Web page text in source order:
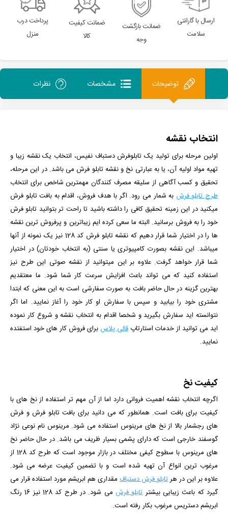
ارسال با گارانتی
سلامت
ضمانت بازگشت
وجه
ضمانت کیفیت
کالا
پرداخت درب
منزل
توضیحات مشخصات نظرات
انتخاب نقشه
اولین مرحله برای تولید یک تابلوفرش دستباف نفیس، انتخاب یک نقشه زیبا و
تهیه مواد اولیه آن، یا به عبارتی نخ و نقشه تابلو فرش می باشد. در این مرحله،
تحقیق و کسب آگاهی از سلیقه مصرف کنندگان مهمترین شاخص برای انتخاب
طرح تابلو فرش به شمار می رود. اگر با هدف فروش، اقدام به بافت تابلو فرش
میکنید در این زمینه تحقیق کافی را داشته باشید تا راحت تر بتوانید تابلو فرش
خود را به فروش برسانید. البته ما سعی کرده ایم زیباترین و پرفروش ترین نقشه
ها را در اختیار شما قرار دهیم که نقشه تابلو فرش کد 128 نیز یک نمونه از آنها
میباشد. این نقشه بصورت کامپیوتری یا سنتی (به انتخاب خودتان) در اختیار
شما قرار خواهد گرفت. علاوه بر این میتوانید از نقشه صوتی این طرح نیز
استفاده کنید که می تواند باعث افزایش سرعت کار شما شود. ما معتقدیم
بهترین گزینه در حال حاضر بافت به صورت سفارشی است به این معنی که ابتدا
مشتری خود را بیابید و سپس با سفارش او کار خود را آغاز نمایید. اما اگر
نتوانسته اید سفارش بگیرید و شخصا اقدام به انتخاب نقشه و شروع کار نموده
اید می توانید از خدمات استارتاپ قالی پلاس برای فروش کار های خود استفتده
نمایید.
کیفیت نخ
اگرچه انتخاب نقشه اهمیت فروانی دارد اما از آن مهم تر استفاده از نخ های با
کیفیت برای بافت است. همانطور که می دانید برای بافت تابلو فرش و فرش
های رجشمار بالا از نخ های مرینوس استفاده می شود. مرینوس نام نوعی نژاد
گوسفند خارجی است که دارای پشمی بسیار ظریف می باشد. در حال حاضر نخ
های مرینوس با سطوح کیفی مختلف در بازار موجود است که طرح کد 128 از
مرغوب ترین انواع آن تهیه شده است و با تضمین کیفیت عرضه می شود.
علاوه بر این در هرتابلو فرش دستباف مقداری هم ابریشم مورد استفاده قرار می
گیرد که باعث زیبایی بیشتر تابلو فرش
می شود. در طرح کد 128 نیز 16 رنگ
ابریشم دستریس مرغوب بکار رفته است.